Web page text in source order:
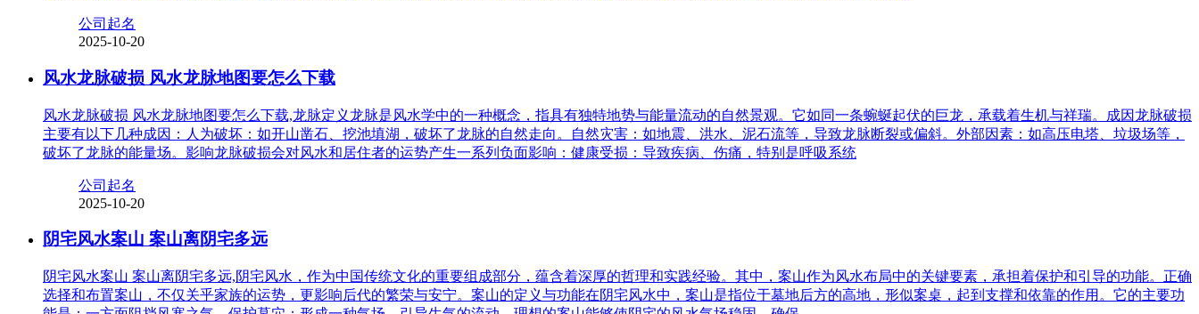
公司起名
2025-10-20
风水龙脉破损 风水龙脉地图要怎么下载
风水龙脉破损 风水龙脉地图要怎么下载,龙脉定义龙脉是风水学中的一种概念，指具有独特地势与能量流动的自然景观。它如同一条蜿蜒起伏的巨龙，承载着生机与祥瑞。成因龙脉破损
主要有以下几种成因：人为破坏：如开山凿石、挖池填湖，破坏了龙脉的自然走向。自然灾害：如地震、洪水、泥石流等，导致龙脉断裂或偏斜。外部因素：如高压电塔、垃圾场等，
破坏了龙脉的能量场。影响龙脉破损会对风水和居住者的运势产生一系列负面影响：健康受损：导致疾病、伤痛，特别是呼吸系统
公司起名
2025-10-20
阴宅风水案山 案山离阴宅多远
阴宅风水案山 案山离阴宅多远,阴宅风水，作为中国传统文化的重要组成部分，蕴含着深厚的哲理和实践经验。其中，案山作为风水布局中的关键要素，承担着保护和引导的功能。正确
选择和布置案山，不仅关乎家族的运势，更影响后代的繁荣与安宁。案山的定义与功能在阴宅风水中，案山是指位于墓地后方的高地，形似案桌，起到支撑和依靠的作用。它的主要功